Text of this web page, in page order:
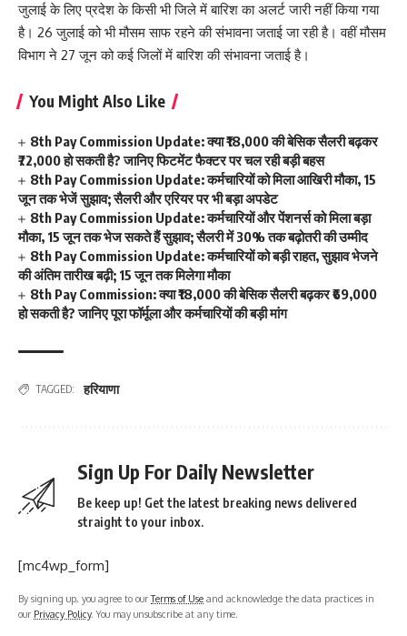
जुलाई के लिए प्रदेश के किसी भी जिले में बारिश का अलर्ट जारी नहीं किया गया
है। 26 जुलाई को भी मौसम साफ रहने की संभावना जताई जा रही है। वहीं मौसम
विभाग ने 27 जून को कई जिलों में बारिश की संभावना जताई है।
You Might Also Like
8th Pay Commission Update: क्या ₹18,000 की बेसिक सैलरी बढ़कर
₹72,000 हो सकती है? जानिए फिटमेंट फैक्टर पर चल रही बड़ी बहस
8th Pay Commission Update: कर्मचारियों को मिला आखिरी मौका, 15
जून तक भेजें सुझाव; सैलरी और एरियर पर भी बड़ा अपडेट
8th Pay Commission Update: कर्मचारियों और पेंशनर्स को मिला बड़ा
मौका, 15 जून तक भेज सकते हैं सुझाव; सैलरी में 30% तक बढ़ोतरी की उम्मीद
8th Pay Commission Update: कर्मचारियों को बड़ी राहत, सुझाव भेजने
की अंतिम तारीख बढ़ी; 15 जून तक मिलेगा मौका
8th Pay Commission: क्या ₹18,000 की बेसिक सैलरी बढ़कर ₹69,000
हो सकती है? जानिए पूरा फॉर्मूला और कर्मचारियों की बड़ी मांग
TAGGED: हरियाणा
Sign Up For Daily Newsletter
Be keep up! Get the latest breaking news delivered
straight to your inbox.
[mc4wp_form]
By signing up, you agree to ourTerms of Use and acknowledge the data practices in
our Privacy Policy. You may unsubscribe at any time.